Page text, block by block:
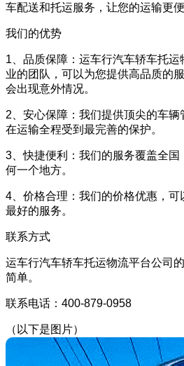
车配送和托运服务，让您的运输更
我们的优势
1、品质保障：运车行汽车轿车托
业的团队，可以为您提供高品质的
会出现意外情况。
2、安心保障：我们提供顶尖的车
在运输全程受到最完善的保护。
3、快捷便利：我们的服务覆盖全
何一个地方。
4、价格合理：我们的价格优惠，可
最好的服务。
联系方式
运车行汽车轿车托运物流平台公司
简单。
联系电话：400-879-0958
（以下是图片）